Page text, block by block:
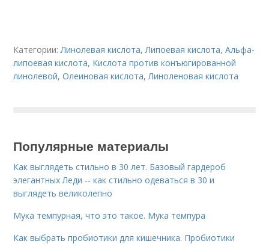
Категории:Линолевая кислота,Липоевая кислота,Альфа-
липоевая кислота, Кислота против конъюгированной
линолевой,Олеиновая кислота,Линоленовая кислота
Популярные материалы
Как выглядеть стильно в 30 лет. Базовый гардероб
элегантных Леди -- как стильно одеваться в 30 и
выглядеть великолепно
Мука темпурная, что это такое. Мука темпура
Как выбрать пробиотики для кишечника. Пробиотики